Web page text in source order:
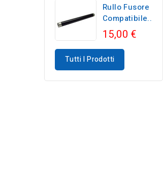
Rullo Fusore
Compatibile...
15,00 €
Tutti I Prodotti